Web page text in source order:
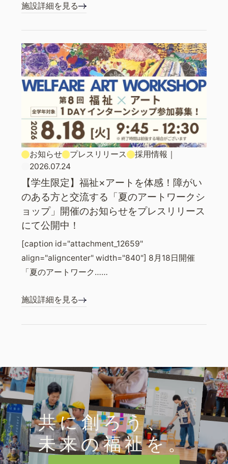
施設詳細を見る
お知らせ プレスリリース 採用情報 ｜
2026.07.24
【学生限定】福祉×アートを体感！障がい
のある方と交流する「夏のアートワークシ
ョップ」開催のお知らせをプレスリリース
にて公開中！
[caption id="attachment_12659"
align="aligncenter" width="840"] 8月18日開催
「夏のアートワーク……
施設詳細を見る
共に創ろう、
未来の福祉を。